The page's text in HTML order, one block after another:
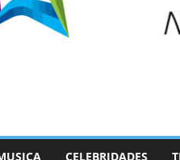
CELEBRIDADES